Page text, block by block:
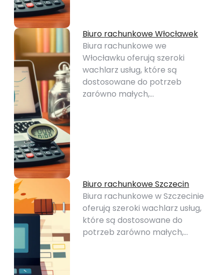
Biuro rachunkowe Włocławek
Biura rachunkowe we
Włocławku oferują szeroki
wachlarz usług, które są
dostosowane do potrzeb
zarówno małych,…
Biuro rachunkowe Szczecin
Biura rachunkowe w Szczecinie
oferują szeroki wachlarz usług,
które są dostosowane do
potrzeb zarówno małych,…